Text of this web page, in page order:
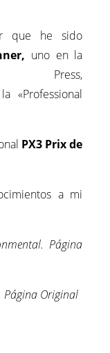
que he sido
uno en la
Press,
«Professional
PX3 Prix de
a mi
Página
Página Original